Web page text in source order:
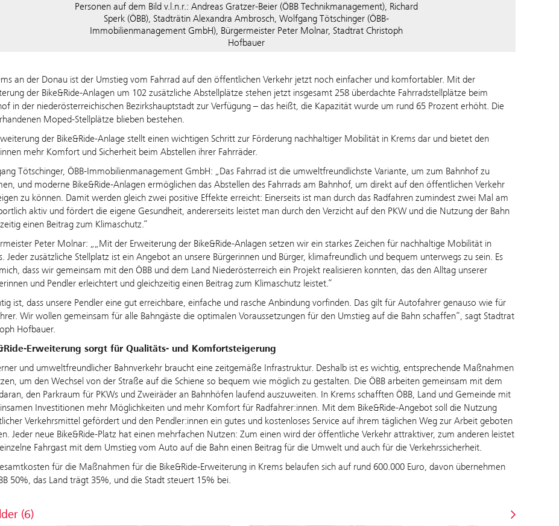
Personen auf dem Bild v.l.n.r.: Andreas Gratzer-Beier (ÖBB Technikmanagement), Richard
Sperk (ÖBB), Stadträtin Alexandra Ambrosch, Wolfgang Tötschinger (ÖBB-
Immobilienmanagement GmbH), Bürgermeister Peter Molnar, Stadtrat Christoph
Hofbauer
an der Donau ist der Umstieg vom Fahrrad auf den öffentlichen Verkehr jetzt noch einfacher und komfortabler. Mit der
der Bike&Ride-Anlagen um 102 zusätzliche Abstellplätze stehen jetzt insgesamt 258 überdachte Fahrradstellplätze beim
in der niederösterreichischen Bezirkshauptstadt zur Verfügung – das heißt, die Kapazität wurde um rund 65 Prozent erhöht. Die
Moped-Stellplätze blieben bestehen.
der Bike&Ride-Anlage stellt einen wichtigen Schritt zur Förderung nachhaltiger Mobilität in Krems dar und bietet den
mehr Komfort und Sicherheit beim Abstellen ihrer Fahrräder.
Tötschinger, ÖBB-Immobilienmanagement GmbH: „Das Fahrrad ist die umweltfreundlichste Variante, um zum Bahnhof zu
und moderne Bike&Ride-Anlagen ermöglichen das Abstellen des Fahrrads am Bahnhof, um direkt auf den öffentlichen Verkehr
zu können. Damit werden gleich zwei positive Effekte erreicht: Einerseits ist man durch das Radfahren zumindest zwei Mal am
aktiv und fördert die eigene Gesundheit, andererseits leistet man durch den Verzicht auf den PKW und die Nutzung der Bahn
einen Beitrag zum Klimaschutz.“
Peter Molnar: „„Mit der Erweiterung der Bike&Ride-Anlagen setzen wir ein starkes Zeichen für nachhaltige Mobilität in
Jeder zusätzliche Stellplatz ist ein Angebot an unsere Bürgerinnen und Bürger, klimafreundlich und bequem unterwegs zu sein. Es
dass wir gemeinsam mit den ÖBB und dem Land Niederösterreich ein Projekt realisieren konnten, das den Alltag unserer
und Pendler erleichtert und gleichzeitig einen Beitrag zum Klimaschutz leistet.“
ist, dass unsere Pendler eine gut erreichbare, einfache und rasche Anbindung vorfinden. Das gilt für Autofahrer genauso wie für
Wir wollen gemeinsam für alle Bahngäste die optimalen Voraussetzungen für den Umstieg auf die Bahn schaffen“, sagt Stadtrat
Hofbauer.
Erweiterung sorgt für Qualitäts- und Komfortsteigerung
und umweltfreundlicher Bahnverkehr braucht eine zeitgemäße Infrastruktur. Deshalb ist es wichtig, entsprechende Maßnahmen
um den Wechsel von der Straße auf die Schiene so bequem wie möglich zu gestalten. Die ÖBB arbeiten gemeinsam mit dem
den Parkraum für PKWs und Zweiräder an Bahnhöfen laufend auszuweiten. In Krems schafften ÖBB, Land und Gemeinde mit
Investitionen mehr Möglichkeiten und mehr Komfort für Radfahrer:innen. Mit dem Bike&Ride-Angebot soll die Nutzung
Verkehrsmittel gefördert und den Pendler:innen ein gutes und kostenloses Service auf ihrem täglichen Weg zur Arbeit geboten
Jeder neue Bike&Ride-Platz hat einen mehrfachen Nutzen: Zum einen wird der öffentliche Verkehr attraktiver, zum anderen leistet
Fahrgast mit dem Umstieg vom Auto auf die Bahn einen Beitrag für die Umwelt und auch für die Verkehrssicherheit.
für die Maßnahmen für die Bike&Ride-Erweiterung in Krems belaufen sich auf rund 600.000 Euro, davon übernehmen
50%, das Land trägt 35%, und die Stadt steuert 15% bei.
(6)